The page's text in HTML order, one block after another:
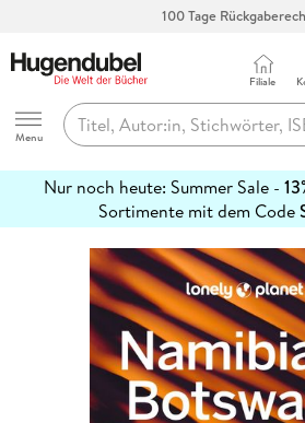
100 Tage
Hugendubel
Menu
Filiale
Nur noch heute: Summer Sale -
Sortimente mit dem Code
erfahren